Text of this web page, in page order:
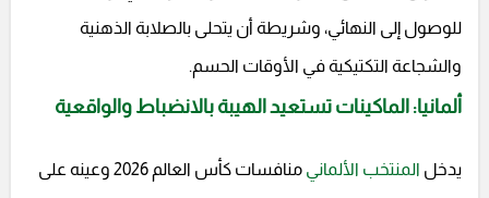
للوصول إلى النهائي، وشريطة أن يتحلى بالصلابة الذهنية
والشجاعة التكتيكية في الأوقات الحسم.
ألمانيا: الماكينات تستعيد الهيبة بالانضباط والواقعية
يدخل المنتخب الألماني منافسات كأس العالم 2026 وعينه على